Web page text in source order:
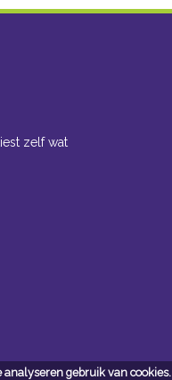
analyseren gebruik van cookies.
zelf wat